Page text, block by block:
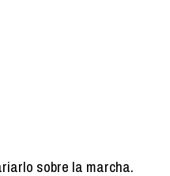
sobre la marcha.